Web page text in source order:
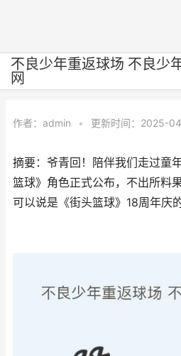
不良少年重返球场 不良少
网
作者： admin • 更新时间：2025-
摘要：爷青回！陪伴我们走过童
篮球》角色正式公布，不出所料
可以说是《街头篮球》18周年庆